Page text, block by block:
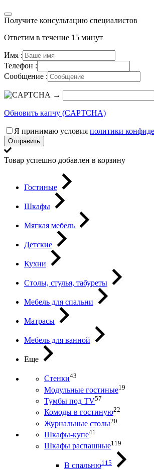
Получите консультацию специалистов
Ответим в течение 15 минут
Имя :
Телефон :
Сообщение :
→
Обновить капчу (CAPTCHA)
Я принимаю условия политики
Отправить
Товар успешно добавлен в корзину
Гостиные
Шкафы
Мягкая мебель
Детские
Кухни
Столы, стулья, табуреты
Мебель для спальни
Матрасы
Мебель для ванной
Еще
Стенки43
Модульные гостиные19
Тумбы под ТV57
Комоды в гостиную22
Журнальные столы20
Шкафы-купе41
Шкафы распашные119
В спальню115